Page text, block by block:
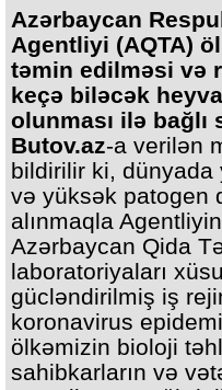
Azərbaycan
Agentliyi (AQTA)
təmin edilməsi və
keçə biləcək
olunması ilə
Butov.az-a verilən
bildirilir ki, dünyada
və yüksək patogen
alınmaqla
Azərbaycan Qida
laboratoriyaları
gücləndirilmiş iş
koronavirus
ölkəmizin bioloji
sahibkarların və